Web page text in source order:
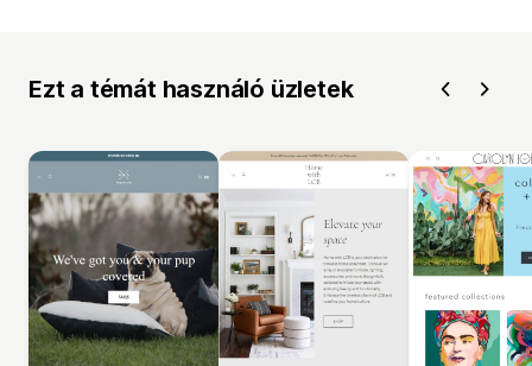
Ezt a témát használó üzletek